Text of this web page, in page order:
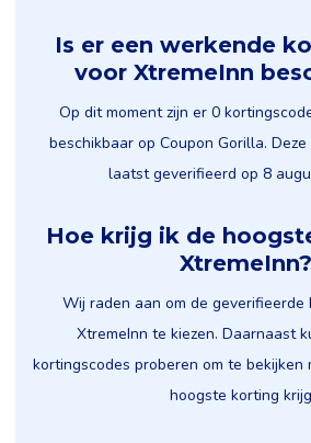
Is er een werkende
voor XtremeInn
Op dit moment zijn er 0
beschikbaar op Coupon Gorilla.
laatst geverifieerd op 8
Hoe krijg ik de
XtremeInn?
Wij raden aan om de geverifieerde
XtremeInn te kiezen. Daarnaast
kortingscodes proberen om te bekijken
hoogste korting